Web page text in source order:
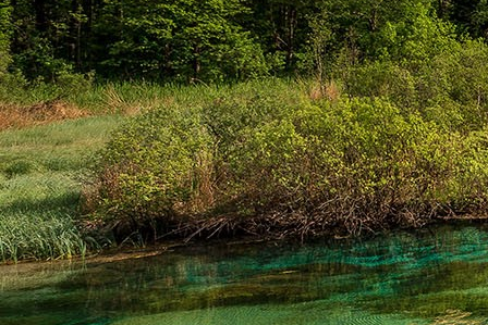
Az ősz téli álmát nézem.
A nyár teljesen
Átadta önmagát nekem.
24. hét
Önmagát állandóan újrateremtve
A lélek felismeri önmagát,
S a világszellem működik tovább
Az önismeretben újra
S így az Én-érzék akarati
A lélek sötétjéből lesz megteremtve.
25. hét
Csak most tagozódhat belém
S ragyogva árasztja belső fényem